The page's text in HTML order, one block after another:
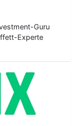
Guru
Experte